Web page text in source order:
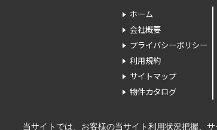
ホーム
会社概要
プライバシーポリシー
利用規約
サイトマップ
物件カタログ
当サイトでは、お客様の当サイト利用状況把握、